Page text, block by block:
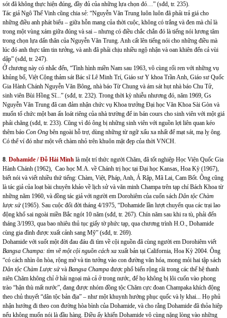
sót đã không thực hiện đúng, đầy đủ của những lựa chọn đó…” (sđd, tr. 235).
Tác giả Ngô Thế Vinh cũng chia sẻ: “Nguyễn Văn Trung luôn luôn đã phải trả giá cho
những điều anh phát biểu – giữa hỗn mang của thời cuộc, không có trắng và đen mà chỉ là
trong một vùng xám giữa đúng và sai – nhưng có điều chắc chắn đó là tiếng nói lương tâm
trong chọn lựa dấn thân của Nguyễn Văn Trung. Anh cất lên tiếng nói cho những điều mà
lúc đó anh thực tâm tin tưởng, và anh đã phải chịu nhiều ngộ nhận và oan khiên đến cả vùi
dập” (sđd, tr. 247).
Ở chương này có nhắc đến, “Tình hình miền Nam sau 1963, vô cùng rối ren với những vụ
khủng bố, Việt Cộng thảm sát Bác sĩ Lê Minh Trí, Giáo sư Y khoa Trần Anh, Giáo sư Quốc
Gia Hành Chánh Nguyễn Văn Bông, nhà báo Từ Chung và ám sát hụt nhà báo Chu Tử,
sinh viên Bùi Hồng Sĩ...” (sđd, tr. 232). Trong thời kỳ nhiễu nhương đó, năm 1969, Gs
Nguyễn Văn Trung đã can đảm nhận chức vụ Khoa trưởng Đại học Văn Khoa Sài Gòn và
muốn tổ chức một ban ấn loát riêng của nhà trường để in bán cours cho sinh viên với một giá
phải chăng (sđd, tr. 233). Cũng vì đó ông bị những sinh viên với nguồn lợi liên quan kéo
thêm báo Con Ong bên ngoài hỗ trợ, dùng những từ ngữ xấu xa nhất để mạt sát, mạ lỵ ông.
Có thể ví đó như một vết chàm nhỏ trên khuôn mặt đẹp của thời VNCH.
8. Dohamide / Đỗ Hải Minh là một trí thức người Chăm, đã tốt nghiệp Học Viện Quốc Gia
Hành Chánh (1962), Cao học M.A. về Chánh trị học tại Đại học Kansas, Hoa Kỳ (1967),
biết nói và viết nhiều thứ tiếng: Chàm, Việt, Pháp, Anh, Á Rập, Mã Lai, Cam Bốt. Ông cũng
là tác giả của loạt bài chuyên khảo về lịch sử và văn minh Champa trên tạp chí Bách Khoa từ
những năm 1960, và đồng tác giả với người em Dorohiêm của cuốn sách Dân tộc Chàm
lược sử(1965). Sau cuộc đổi đời tháng 4/1975, “Dohamide lần lượt chuyển qua các trại lao
động khổ sai ngoài miền Bắc ngót 10 năm (sđd, tr. 267). Chín năm sau khi ra tù, phải đến
tháng 3/1993, qua bao nhiêu thủ tục giấy tờ phức tạp, qua chương trình H.O., Dohamide
cùng gia đình được xuất cảnh sang Mỹ” (sđd, tr. 269).
Dohamide với suốt một đời đau đáu đi tìm về cội nguồn đã cùng người em Dorohiêm viết
Bangsa Champa: tìm về một cội nguồn cách xa xuất bản tại California, Hoa Kỳ 2004. Ông
“có cách nhìn ôn hòa, rộng mở và tin tưởng vào con đường văn hóa, mong mỏi hai tập sách
Dân tộc Chàm Lược sửvà Bangsa Champa được phổ biến rộng rãi trong các thế hệ thanh
niên Chăm không chỉ ở hải ngoại mà cả ở trong nước, để họ không bị lôi cuốn vào phong
trào “hận thù mất nước”, đang được nhóm đồng tộc Chăm cực đoan Champaka khích động
theo chủ thuyết “dân tộc bản địa” – như một khuynh hướng phục quốc và ly khai... Họ phủ
nhận hướng đi theo con đường hòa bình của Dohamide, và cho rằng Dohamide đã thỏa hiệp
nếu không muốn nói là đầu hàng. Điều ấy khiến Dohamide vô cùng nặng lòng vào những